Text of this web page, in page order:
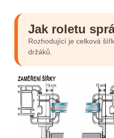
Jak roletu
Rozhodující je celková
držáků.